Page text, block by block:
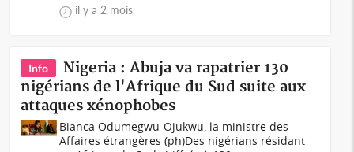
il y a 2 mois
Info
Nigeria : Abuja va rapatrier 130
nigérians de l'Afrique du Sud suite aux
attaques xénophobes
Bianca Odumegwu-Ojukwu, la ministre des
Affaires étrangères (ph)Des nigérians résidant